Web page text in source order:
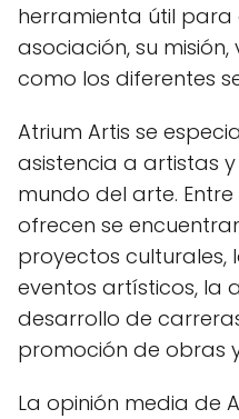
herramienta útil
asociación, su misión,
como los diferentes
Atrium Artis se
asistencia a artistas
mundo del arte.
ofrecen se
proyectos culturales,
eventos artísticos, la
desarrollo de
promoción de obras
La opinión media de